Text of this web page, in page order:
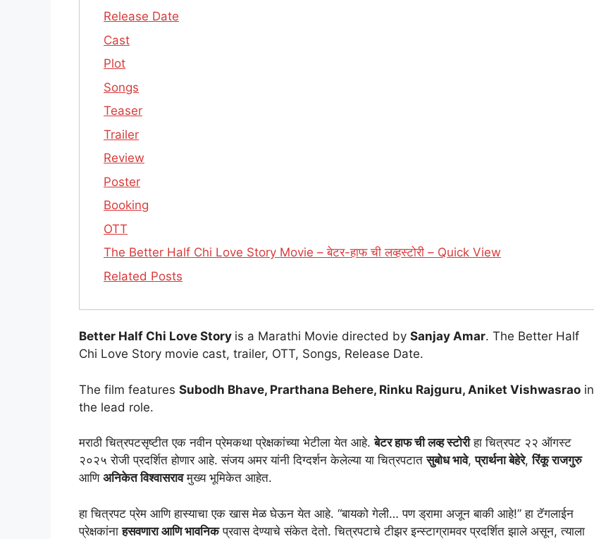
Release Date
Cast
Plot
Songs
Teaser
Trailer
Review
Poster
Booking
OTT
The Better Half Chi Love Story Movie – बेटर-हाफ ची लव्हस्टोरी – Quick View
Related Posts
Better Half Chi Love Story is a Marathi Movie directed by Sanjay Amar. The Better Half
Chi Love Story movie cast, trailer, OTT, Songs, Release Date.
The film features Subodh Bhave, Prarthana Behere, Rinku Rajguru, Aniket Vishwasrao in
the lead role.
मराठी चित्रपटसृष्टीत एक नवीन प्रेमकथा प्रेक्षकांच्या भेटीला येत आहे.बेटर हाफ ची लव्ह स्टोरीहा चित्रपट २२ ऑगस्ट
२०२५ रोजी प्रदर्शित होणार आहे. संजय अमर यांनी दिग्दर्शन केलेल्या या चित्रपटातसुबोध भावे,प्रार्थना बेहेरे,रिंकू राजगुरु
आणि अनिकेत विश्वासरावमुख्य भूमिकेत आहेत.
हा चित्रपट प्रेम आणि हास्याचा एक खास मेळ घेऊन येत आहे. “बायको गेली… पण ड्रामा अजून बाकी आहे!” हा टॅगलाईन
प्रेक्षकांनाहसवणारा आणि भावनिकप्रवास देण्याचे संकेत देतो. चित्रपटाचे टीझर इन्स्टाग्रामवर प्रदर्शित झाले असून, त्याला